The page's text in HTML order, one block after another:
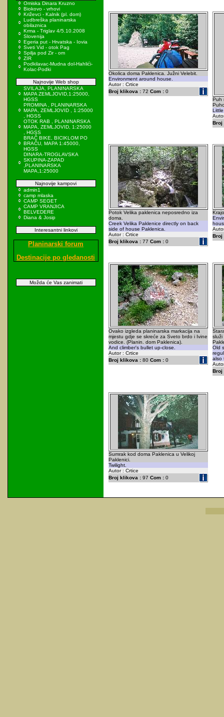
Omiska Dinara Kruzno
Biokovo - vrhovi
Križevci - Kalnik (pl. dom)
Ludbreška planinarska
obilaznica
Krma - Triglav 4/5.10.2008
Slovenija
Egeria put - Hrvatska - Iovia
Sveti Vid - otok Pag
Spilja pod Zir - om
ZIR
Podkilavac-Mudna dol-Hahlići-
Kolac-Podki
Najnovije Web shop
SVILAJA, PLANINARSKA
MAPA ZEMLJOVID,1:25000,
HGSS
PROMINA , PLANINARSKA
MAPA, ZEMLJOVID , 1:25000
, HGSS
OTOK RAB , PLANINARSKA
MAPA, ZEMLJOVID, 1:25000
, HGSS
BRAČ BIKE, BICIKLOM PO
BRAČU, MAPA 1:45000,
HGSS
DINARA-TROGLAVSKA
SKUPINA-ZAPAD
,PLANINARSKA
MAPA,1:25000
Najnovije kampovi
admin1
camp mlaska
CAMP SEGET
CAMP VRANJICA
BELVEDERE
Diana & Josip
Interesantni linkovi
Planinarski forum
Destinacije po gledanosti
Možda će Vas zanimati
Okolica doma Paklenica. Južni Velebit.
Environment around house.
Autor : Crtice
Broj klikova :72 Com :0
Puh
Broj
Potok Velika paklenica neposredno iza
doma.
Creek Velika Paklenice directly on back
side of house Paklenica.
Autor : Crtice
Broj klikova :77 Com :0
Broj
Ovako izgleda planinarska markacija na
mjestu gdje se skreće za Sveto brdo i Ivine
vodice. (Planin. dom Paklenica).
And climber's bullet up-close.
Autor : Crtice
Broj klikova :80 Com :0
služi
Old
also
Broj
Sumrak kod doma Paklenica u Velikoj
Paklenici.
Twilight.
Autor : Crtice
Broj klikova :97 Com :0